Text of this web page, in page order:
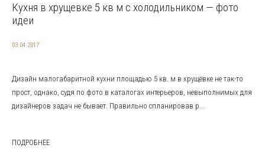
Кухня в хрущевке 5 кв м с холодильником — фото
идеи
03.04.2017
Дизайн малогабаритной кухни площадью 5 кв. м в хрущёвке не так-то
прост, однако, судя по фото в каталогах интерьеров, невыполнимых для
дизайнеров задач не бывает. Правильно спланировав р...
ПОДРОБНЕЕ